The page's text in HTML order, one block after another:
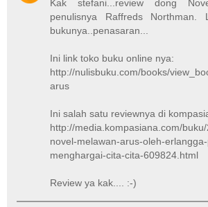
Kak stefani...review dong
penulisnya Raffreds
bukunya..penasaran...
Ini link toko buku online nya:
http://nulisbuku.com/books/
arus
Ini salah satu reviewnya di
http://media.kompasiana.com/
novel-melawan-arus-oleh-
menghargai-cita-cita-609824.html
Review ya kak.... :-)